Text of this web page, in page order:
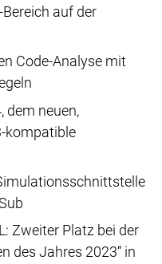
auf der
Code-Analyse mit
dem neuen,
kompatible
Zweiter Platz bei der
des Jahres 2023“ in